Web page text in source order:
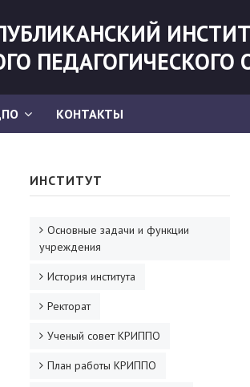
ПЕДАГОГИЧЕСКОГО
КОНТАКТЫ
ИНСТИТУТ
Основные задачи и функции
учреждения
История института
Ректорат
Ученый совет КРИППО
План работы КРИППО